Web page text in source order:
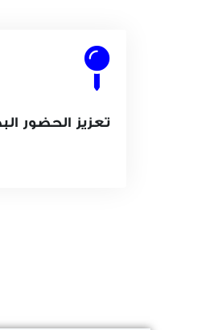
تعزيز الحضور